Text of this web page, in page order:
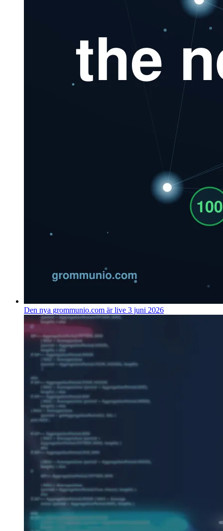
Den nya grommunio.com är live 3 juni 2026